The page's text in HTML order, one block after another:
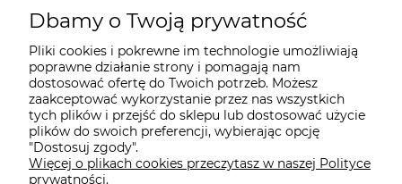
Starecegly.com
Płatności i dostawa
Moje konto
Informacje
Dbamy o Twoją prywatność
Pliki cookies i pokrewne im technologie umożliwiają
poprawne działanie strony i pomagają nam
dostosować ofertę do Twoich potrzeb. Możesz
zaakceptować wykorzystanie przez nas wszystkich
tych plików i przejść do sklepu lub dostosować użycie
plików do swoich preferencji, wybierając opcję
"Dostosuj zgody".
Więcej o plikach cookies przeczytasz w naszej Polityce
prywatności.